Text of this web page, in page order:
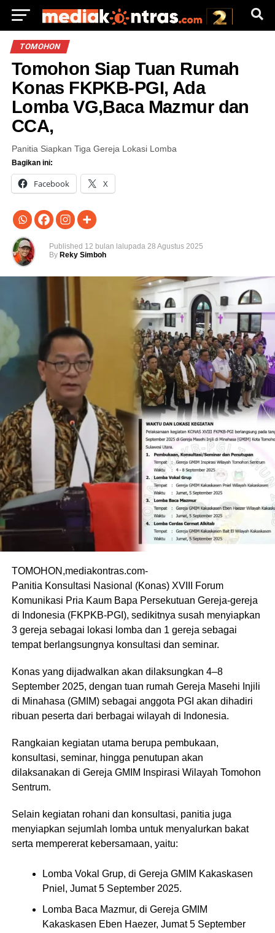
TOMOHON
Tomohon Siap Tuan Rumah
Konas FKPKB-PGI, Ada
Lomba VG,Baca Mazmur dan
CCA,
Panitia Siapkan Tiga Gereja Lokasi Lomba
Bagikan ini:
Facebook X
Published 12 bulan lalupada 28 Agustus 2025
By Reky Simboh
TOMOHON,mediakontras.com-
Panitia Konsultasi Nasional (Konas) XVIII Forum
Komunikasi Pria Kaum Bapa Persekutuan Gereja-gereja
di Indonesia (FKPKB-PGI), sedikitnya susah menyiapkan
3 gereja sebagai lokasi lomba dan 1 gereja sebagai
tempat berlangsungnya konsultasi dan seminar.
Konas yang dijadwalkan akan dilaksungkan 4–8
September 2025, dengan tuan rumah Gereja Masehi Injili
di Minahasa (GMIM) sebagai anggota PGI akan dihadiri
ribuan peserta dari berbagai wilayah di Indonesia.
Rangkaian kegiatan utama berupa pembukaan,
konsultasi, seminar, hingga penutupan akan
dilaksanakan di Gereja GMIM Inspirasi Wilayah Tomohon
Sentrum.
Selain kegiatan rohani dan konsultasi, panitia juga
menyiapkan sejumlah lomba untuk menyalurkan bakat
serta mempererat kebersamaan, yaitu:
Lomba Vokal Grup, di Gereja GMIM Kakaskasen
Pniel, Jumat 5 September 2025.
Lomba Baca Mazmur, di Gereja GMIM
Kakaskasen Eben Haezer, Jumat 5 September